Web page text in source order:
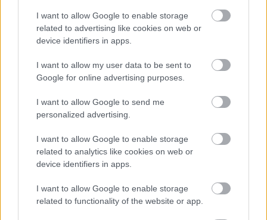
I want to allow Google to enable storage
related to advertising like cookies on web or
device identifiers in apps.
I want to allow my user data to be sent to
Google for online advertising purposes.
I want to allow Google to send me
personalized advertising.
I want to allow Google to enable storage
related to analytics like cookies on web or
device identifiers in apps.
I want to allow Google to enable storage
related to functionality of the website or app.
Viber: +306909196125
Στείλε μήνυμα στο Viber
Ακολουθήστε μας για όλες τις
στο Bing News